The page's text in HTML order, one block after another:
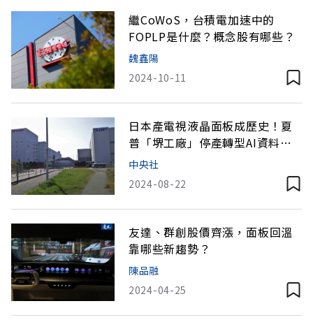
繼CoWoS，台積電加速中的
FOPLP是什麼？概念股有哪些？
魏鑫陽
2024-10-11
日本產電視液晶面板成歷史！夏
普「堺工廠」停產轉型AI資料中
心
中央社
2024-08-22
友達、群創股價齊漲，面板回溫
靠哪些新趨勢？
陳品融
2024-04-25